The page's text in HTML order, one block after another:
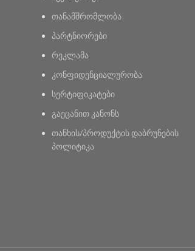
თანამშრომლობა
პარტნიორები
რეკლამა
კონფიდენციალურობა
სერტიფიკატები
გაეცანით კანონს
თანხის/პროდუქტის დაბრუნების
პოლიტიკა